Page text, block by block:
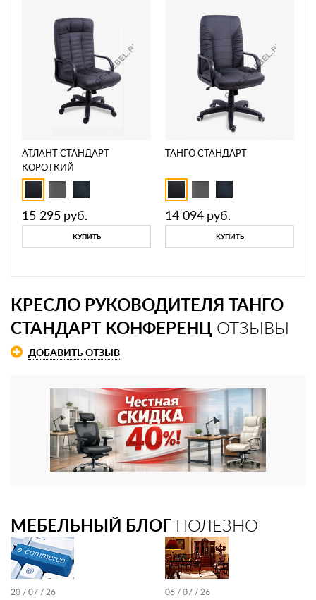
АТЛАНТ СТАНДАРТ
КОРОТКИЙ
15 295 руб.
КУПИТЬ
ТАНГО СТАНДАРТ
14 094 руб.
КУПИТЬ
КРЕСЛО РУКОВОДИТЕЛЯ ТАНГО
СТАНДАРТ КОНФЕРЕНЦ ОТЗЫВЫ
ДОБАВИТЬ ОТЗЫВ
МЕБЕЛЬНЫЙ БЛОГ ПОЛЕЗНО
20 / 07 / 26 06 / 07 / 26